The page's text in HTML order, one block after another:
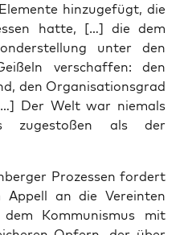
hin­zu­ge­fügt, die
hat­te, […] die dem
unter den
ver­schaf­fen: den
den Orga­ni­sa­ti­ons­grad
Der Welt war nie­mals
zuge­sto­ßen als der
Pro­zes­sen for­dert
an die Ver­ein­ten
dem Kom­mu­nis­mus mit